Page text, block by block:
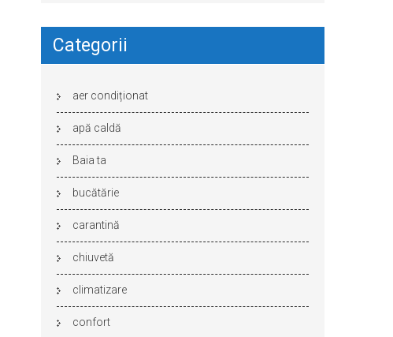
Categorii
aer condiționat
apă caldă
Baia ta
bucătărie
carantină
chiuvetă
climatizare
confort